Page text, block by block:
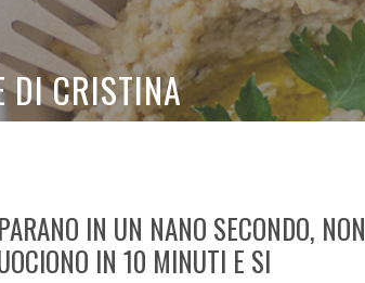
DI CRISTINA
IN UN NANO SECONDO, NON
IN 10 MINUTI E SI